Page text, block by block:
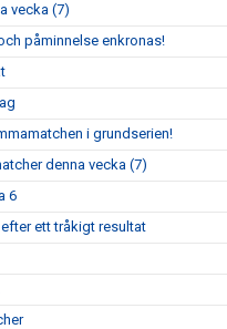
vecka (7)
påminnelse enkronas!
i grundserien!
denna vecka (7)
6
ett tråkigt resultat